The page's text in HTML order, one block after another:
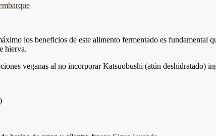
los beneficios de este alimento fermentado es fundamental
hierva.
veganas al no incorporar Katsuobushi (atún deshidratado)